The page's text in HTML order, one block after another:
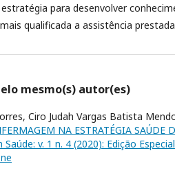
para desenvolver
qualificada a assistência
mesmo(s) autor(es)
Ciro Judah Vargas Batista
NA ESTRATÉGIA
v. 1 n. 4 (2020): Edição